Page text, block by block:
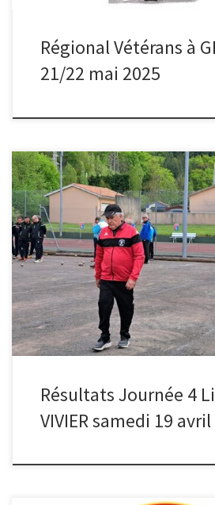
Régional Vétérans à
21/22 mai 2025
Bonjour à Tous La dernière journée des
déroulée à Viviez sur les terrains du
Occitanie remercie l ‘AB de Viviez et ses
préparation et l’organisation de cette
ci joint les résultats et le classement […]
Résultats Journée 4
VIVIER samedi 19